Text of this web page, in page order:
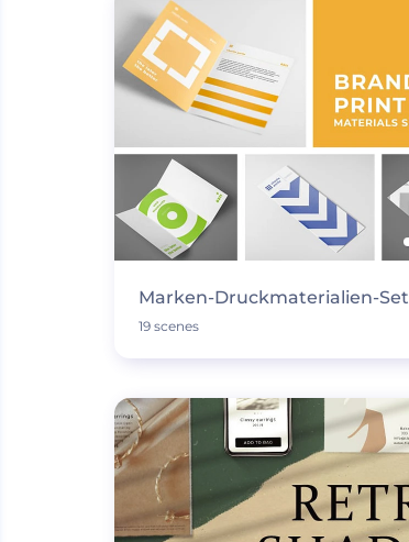
Marken-Druckmaterialien-Set
19 scenes